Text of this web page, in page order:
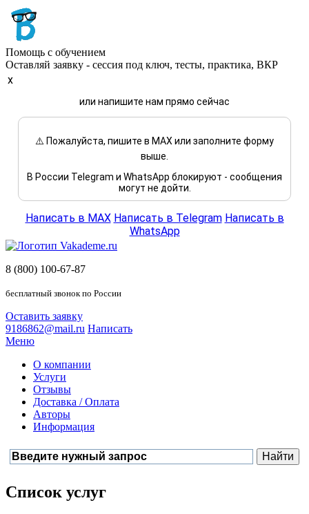
Помощь с обучением
Оставляй заявку - сессия под ключ, тесты, практика, ВКР
x
или напишите нам прямо сейчас
⚠️ Пожалуйста, пишите в MAX или заполните форму
выше.
В России Telegram и WhatsApp блокируют - сообщения
могут не дойти.
Написать в MAX Написать в Telegram Написать в
WhatsApp
8 (800) 100-67-87
бесплатный звонок по России
Оставить заявку
9186862@mail.ru Написать
Меню
О компании
Услуги
Отзывы
Доставка / Оплата
Авторы
Информация
Список услуг